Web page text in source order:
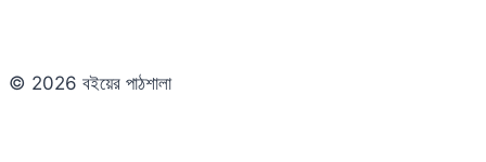
© 2026 বইয়ের পাঠশালা